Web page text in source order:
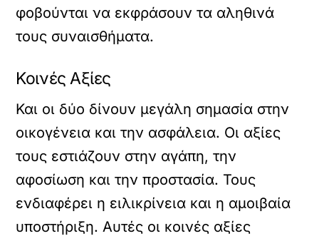
φοβούνται να εκφράσουν τα αληθινά
τους συναισθήματα.
Κοινές Αξίες
Και οι δύο δίνουν μεγάλη σημασία στην
οικογένεια και την ασφάλεια. Οι αξίες
τους εστιάζουν στην αγάπη, την
αφοσίωση και την προστασία. Τους
ενδιαφέρει η ειλικρίνεια και η αμοιβαία
υποστήριξη. Αυτές οι κοινές αξίες